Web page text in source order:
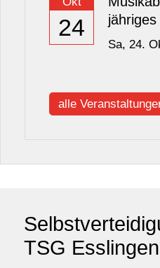
24
Sa, 24.
alle
TSG Esslingen